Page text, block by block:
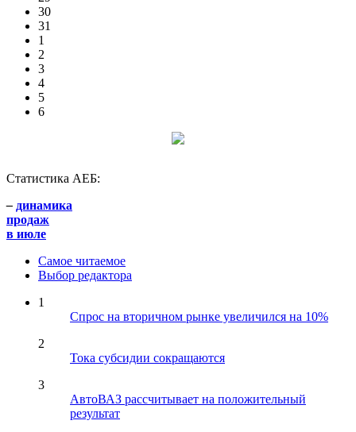
30
31
1
2
3
4
5
6
Статистика АЕБ:
– динамика
продаж
в июле
Самое читаемое
Выбор редактора
1
Спрос на вторичном рынке увеличился на 10%
2
Тока субсидии сокращаются
3
АвтоВАЗ рассчитывает на положительный
результат